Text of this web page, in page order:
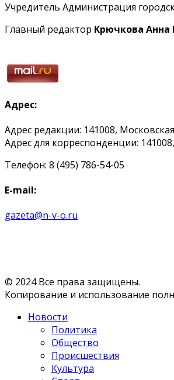
Учредитель Администрация
Главный редактор Крючкова Анна
Адрес:
Адрес редакции: 141008,
Адрес для корреспонденции:
Телефон: 8 (495) 786-54-05
E-mail:
gazeta@n-v-o.ru
© 2024 Все права защищены.
Копирование и использование
Новости
Политика
Общество
Происшествия
Культура